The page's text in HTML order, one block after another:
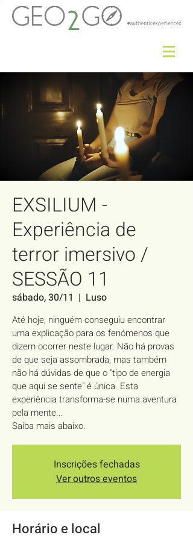
EXSILIUM -
Experiência de
terror imersivo /
SESSÃO 11
sábado, 30/11
  |
Luso
Até hoje, ninguém conseguiu encontrar
uma explicação para os fenómenos que
dizem ocorrer neste lugar. Não há provas
de que seja assombrada, mas também
não há dúvidas de que o "tipo de energia
que aqui se sente" é única. Esta
experiência transforma-se numa aventura
pela mente...
Saiba mais abaixo.
Inscrições fechadas
Ver outros eventos
Horário e local